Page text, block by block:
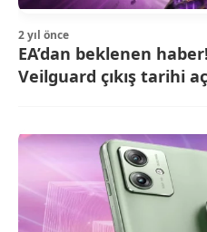
2 yıl önce
EA’dan beklenen
Veilguard çıkış tarihi